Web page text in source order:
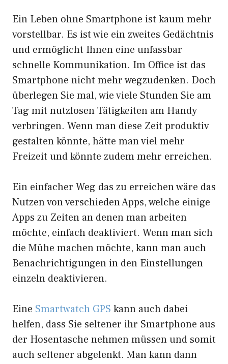
Ein Leben ohne Smartphone ist kaum mehr
vorstellbar. Es ist wie ein zweites Gedächtnis
und ermöglicht Ihnen eine unfassbar
schnelle Kommunikation. Im Office ist das
Smartphone nicht mehr wegzudenken. Doch
überlegen Sie mal, wie viele Stunden Sie am
Tag mit nutzlosen Tätigkeiten am Handy
verbringen. Wenn man diese Zeit produktiv
gestalten könnte, hätte man viel mehr
Freizeit und könnte zudem mehr erreichen.
Ein einfacher Weg das zu erreichen wäre das
Nutzen von verschieden Apps, welche einige
Apps zu Zeiten an denen man arbeiten
möchte, einfach deaktiviert. Wenn man sich
die Mühe machen möchte, kann man auch
Benachrichtigungen in den Einstellungen
einzeln deaktivieren.
Eine Smartwatch GPS kann auch dabei
helfen, dass Sie seltener ihr Smartphone aus
der Hosentasche nehmen müssen und somit
auch seltener abgelenkt. Man kann dann